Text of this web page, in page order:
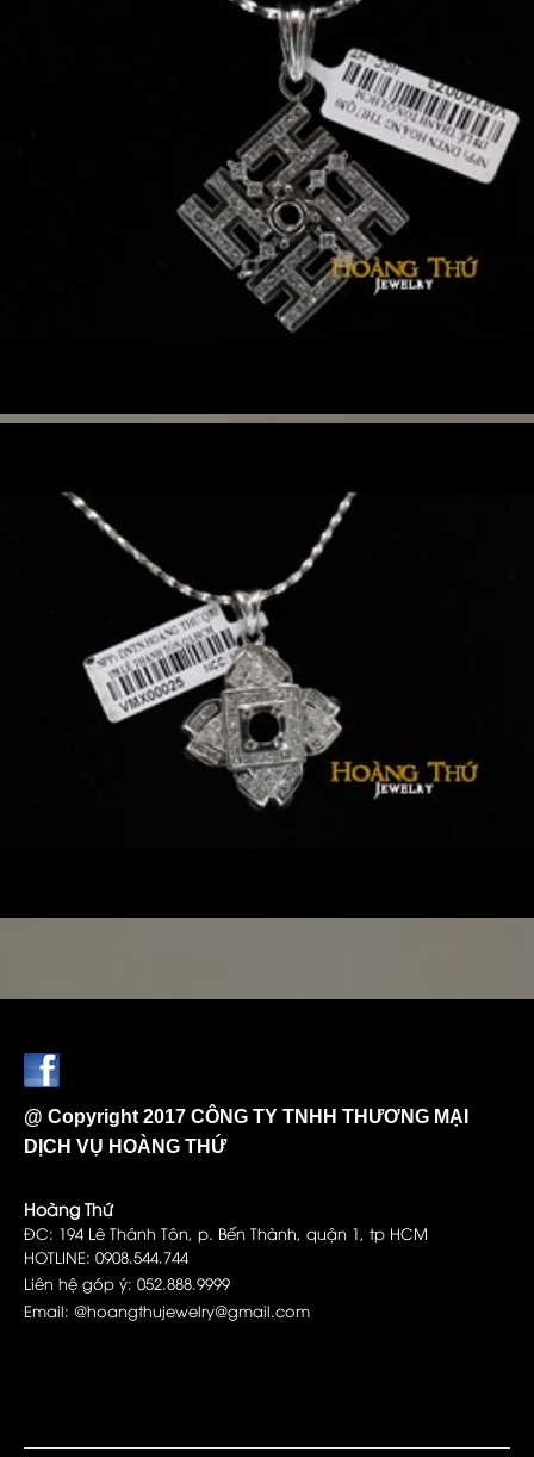
@ Copyright 2017 CÔNG TY TNHH THƯƠNG MẠI
DỊCH VỤ HOÀNG THỨ
Hoàng Thứ
ĐC: 194 Lê Thánh Tôn, p. Bến Thành, quận 1, tp HCM
HOTLINE: 0908.544.744
Liên hệ góp ý: 052.888.9999
Email: @hoangthujewelry@gmail.com